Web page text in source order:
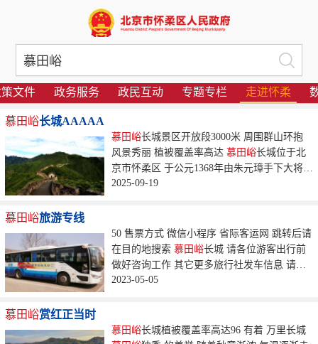
文件 政务服务 政民互动 专题专栏 走进怀柔
慕田峪长城AAAAA
慕田峪长城景区开放段3000米 周围群山环抱
风景秀丽 植被覆盖率高达 慕田峪长城位于北
京市怀柔区 于公元1368年由朱元璋手下大将徐
达在北齐长城遗址上督建而成...
2025-09-19
慕田峪旅游专线
50 售票方式 微信小程序 省际客运网 跳转后请
在目的地搜索 慕田峪长城 请各位游客出行前
做好咨询工作 其它更多旅行社发车信息 请关
注慕田峪长城旅游网...
2023-05-05
慕田峪赏红正当时
慕田峪长城植被覆盖率高达96 有着 万里长城